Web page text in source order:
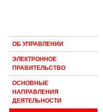
ОБ УПРАВЛЕНИИ
ЭЛЕКТРОННОЕ
ПРАВИТЕЛЬСТВО
ОСНОВНЫЕ
НАПРАВЛЕНИЯ
ДЕЯТЕЛЬНОСТИ